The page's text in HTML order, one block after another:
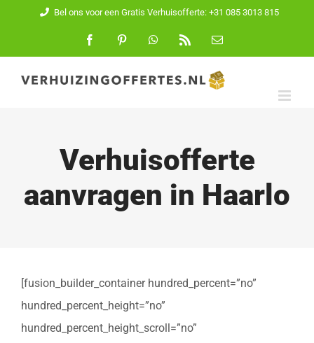
inhoud
Bel ons voor een Gratis Verhuisofferte: +31 085 3013 815
FacebookPinterest WhatsApp
E-
Verhuisofferte
aanvragen in Haarlo
[fusion_builder_container hundred_percent=”no”
hundred_percent_height=”no”
hundred_percent_height_scroll=”no”